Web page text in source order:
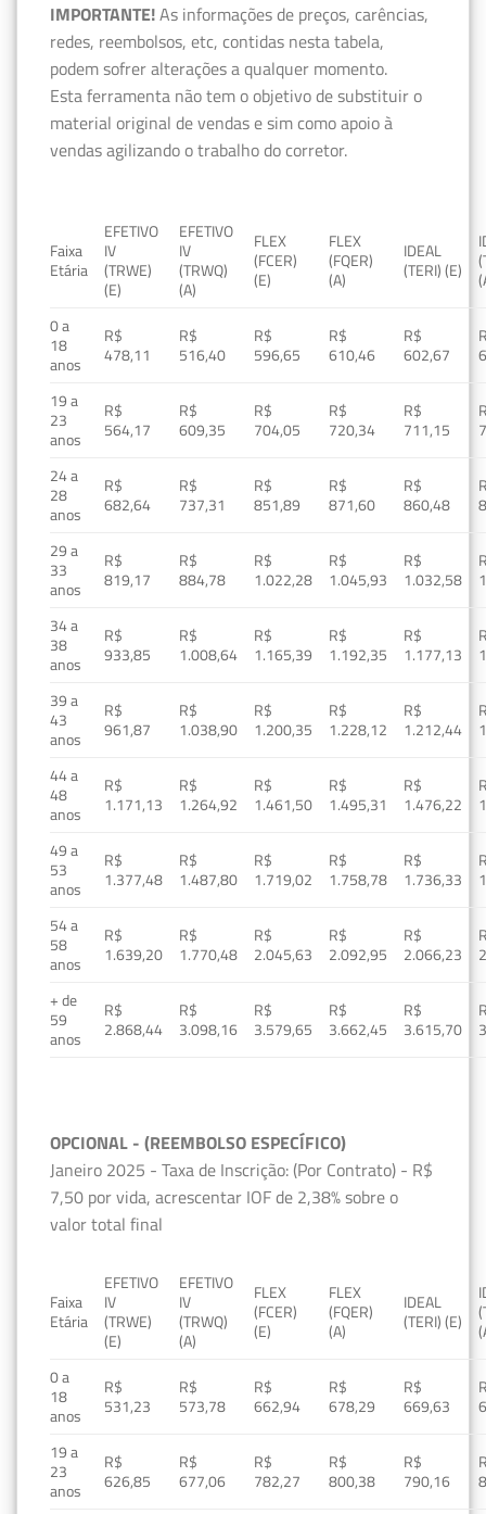
IMPORTANTE!As informações de preços, carências,
redes, reembolsos, etc, contidas nesta tabela,
podem sofrer alterações a qualquer momento.
Esta ferramenta não tem o objetivo de substituir o
material original de vendas e sim como apoio à
vendas agilizando o trabalho do corretor.
Faixa
Etária
EFETIVO
IV
(TRWE)
(E)
EFETIVO
IV
(TRWQ)
(A)
FLEX
(FCER)
(E)
FLEX
(FQER)
(A)
IDEAL
(TERI) (E)
0 a
18
anos
R$
478,11
R$
516,40
R$
596,65
R$
610,46
R$
602,67
19 a
23
anos
R$
564,17
R$
609,35
R$
704,05
R$
720,34
R$
711,15
24 a
28
anos
R$
682,64
R$
737,31
R$
851,89
R$
871,60
R$
860,48
29 a
33
anos
R$
819,17
R$
884,78
R$
1.022,28
R$
1.045,93
R$
1.032,58
34 a
38
anos
R$
933,85
R$
1.008,64
R$
1.165,39
R$
1.192,35
R$
1.177,13
39 a
43
anos
R$
961,87
R$
1.038,90
R$
1.200,35
R$
1.228,12
R$
1.212,44
44 a
48
anos
R$
1.171,13
R$
1.264,92
R$
1.461,50
R$
1.495,31
R$
1.476,22
49 a
53
anos
R$
1.377,48
R$
1.487,80
R$
1.719,02
R$
1.758,78
R$
1.736,33
54 a
58
anos
R$
1.639,20
R$
1.770,48
R$
2.045,63
R$
2.092,95
R$
2.066,23
+ de
59
anos
R$
2.868,44
R$
3.098,16
R$
3.579,65
R$
3.662,45
R$
3.615,70
OPCIONAL - (REEMBOLSO ESPECÍFICO)
Janeiro 2025 - Taxa de Inscrição: (Por Contrato) - R$
7,50 por vida, acrescentar IOF de 2,38% sobre o
valor total final
Faixa
Etária
EFETIVO
IV
(TRWE)
(E)
EFETIVO
IV
(TRWQ)
(A)
FLEX
(FCER)
(E)
FLEX
(FQER)
(A)
IDEAL
(TERI) (E)
0 a
18
anos
R$
531,23
R$
573,78
R$
662,94
R$
678,29
R$
669,63
19 a
23
anos
R$
626,85
R$
677,06
R$
782,27
R$
800,38
R$
790,16